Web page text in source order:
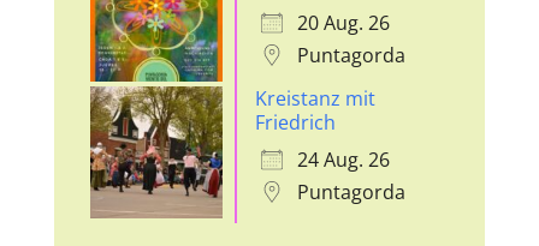
20 Aug. 26
Puntagorda
Kreistanz mit
Friedrich
24 Aug. 26
Puntagorda